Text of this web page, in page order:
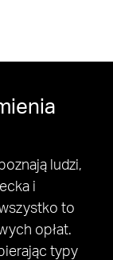
ludzi,
i
to
opłat.
typy